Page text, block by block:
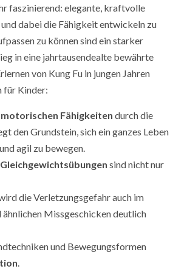
faszinierend: elegante, kraftvolle
dabei die Fähigkeit entwickeln zu
zu können sind ein starker
in eine jahrtausendealte bewährte
von Kung Fu in jungen Jahren
für Kinder:
Fähigkeiten durch die
den Grundstein, sich ein ganzes Leben
agil zu bewegen.
sind nicht nur
die Verletzungsgefahr auch im
Missgeschicken deutlich
und Bewegungsformen
.